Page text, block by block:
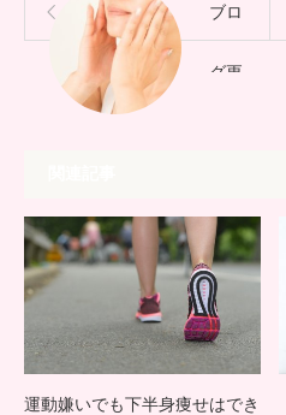
ブロ
グ更
た！
【食
いし
運動嫌いでも下半身痩せはでき